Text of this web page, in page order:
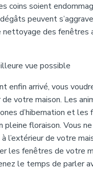
coins soient
peuvent
nettoyage des fenêtres
vue possible
enfin arrivé, vous
de votre maison. Les
d’hibernation et les
pleine floraison. Vous
l’extérieur de votre
les fenêtres de votre
le temps de parler